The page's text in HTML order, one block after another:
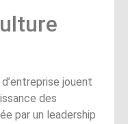
jouent
des
par un leadership